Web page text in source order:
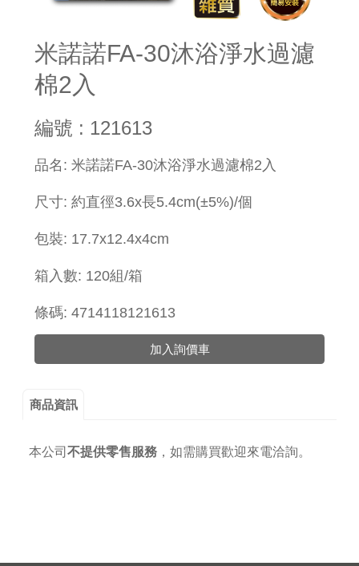
米諾諾FA-30沐浴淨水過濾
棉2入
編號 : 121613
品名: 米諾諾FA-30沐浴淨水過濾棉2入
尺寸: 約直徑3.6x長5.4cm(±5%)/個
包裝: 17.7x12.4x4cm
箱入數: 120組/箱
條碼: 4714118121613
加入詢價車
商品資訊
本公司 不提供零售服務， 如需購買歡迎來電洽詢。